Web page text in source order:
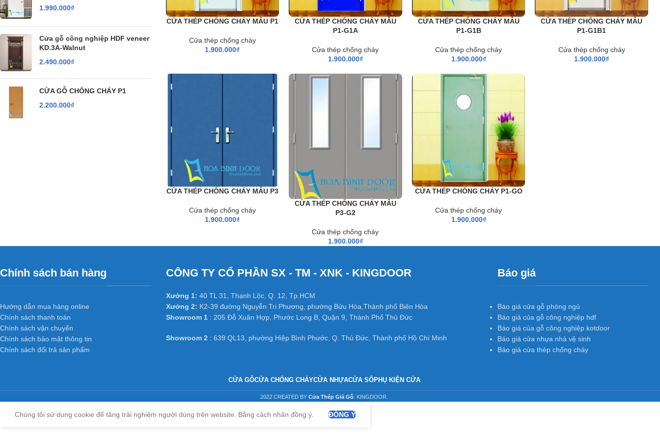
1.990.000₫
Cửa gỗ công nghiệp HDF veneer
KD.3A-Walnut
2.490.000₫
CỬA GỖ CHỐNG CHÁY P1
2.200.000₫
CỬA THÉP CHỐNG CHÁY MẪU P1
Cửa thép chống cháy
1.900.000₫
CỬA THÉP CHỐNG CHÁY MẪU
P1-G1A
Cửa thép chống cháy
1.900.000₫
CỬA THÉP CHỐNG CHÁY MẪU
P1-G1B
Cửa thép chống cháy
1.900.000₫
CỬA THÉP CHỐNG CHÁY MẪU
P1-G1B1
Cửa thép chống cháy
1.900.000₫
CỬA THÉP CHỐNG CHÁY MẪU P3
Cửa thép chống cháy
1.900.000₫
CỬA THÉP CHỐNG CHÁY MẪU
P3-G2
Cửa thép chống cháy
1.900.000₫
CỬA THÉP CHỐNG CHÁY P1-GO
Cửa thép chống cháy
1.900.000₫
Chính sách bán hàng
Hướng dẫn mua hàng online
Chính sách thanh toán
Chính sách vận chuyển
Chính sách bảo mật thông tin
Chính sách đổi trả sản phẩm
CÔNG TY CỔ PHẦN SX - TM - XNK - KINGDOOR
Xưởng 1: 40 TL 31, Thạnh Lộc, Q. 12, Tp.HCM
Xưởng 2: K2-39 đường Nguyễn Tri Phương, phường Bửu Hòa,Thành phố Biên Hòa
Showroom 1: 205 Đỗ Xuân Hợp, Phước Long B, Quận 9, Thành Phố Thủ Đức
Showroom 2 : 639 QL13, phường Hiệp Bình Phước, Q. Thủ Đức, Thành phố Hồ Chí Minh
Báo giá
Báo giá cửa gỗ phòng ngủ
Báo giá của gỗ công nghiệp hdf
Báo giá của gỗ công nghiệp kotdoor
Báo giá cửa nhựa nhà vệ sinh
Báo giá cửa thép chống cháy
CỬA GỖCỬA CHỐNG CHÁYCỬA NHỰACỬA SỔPHỤ KIỆN CỬA
2022 CREATED BY Cửa Thép Giả Gỗ . KINGDOOR.
Chúng tôi sử dụng cookie để tăng trải nghiệm người dùng trên website. Bằng cách nhân đồng ý. ĐỒNG Ý